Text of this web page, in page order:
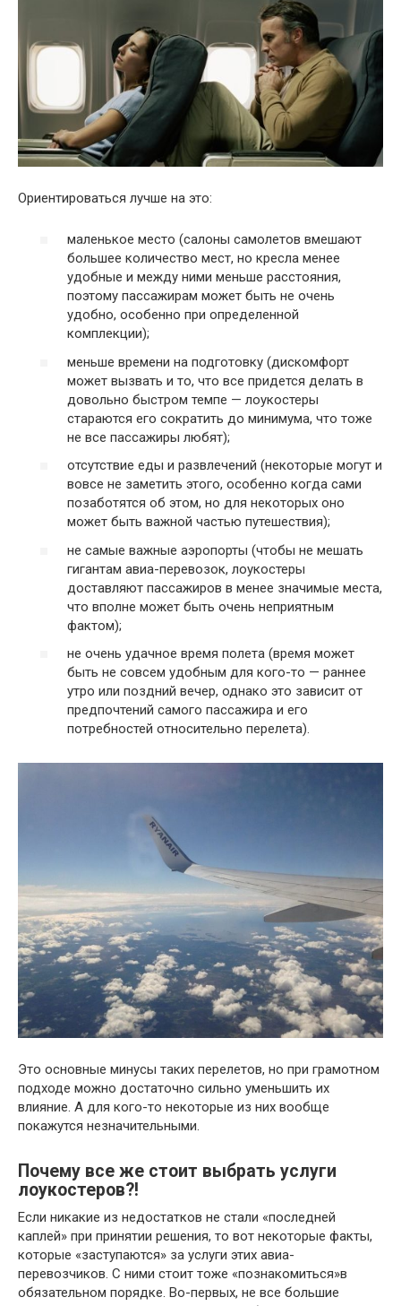
Ориентироваться лучше на это:
маленькое место (салоны самолетов вмешают
большее количество мест, но кресла менее
удобные и между ними меньше расстояния,
поэтому пассажирам может быть не очень
удобно, особенно при определенной
комплекции);
меньше времени на подготовку (дискомфорт
может вызвать и то, что все придется делать в
довольно быстром темпе — лоукостеры
стараются его сократить до минимума, что тоже
не все пассажиры любят);
отсутствие еды и развлечений (некоторые могут и
вовсе не заметить этого, особенно когда сами
позаботятся об этом, но для некоторых оно
может быть важной частью путешествия);
не самые важные аэропорты (чтобы не мешать
гигантам авиа-перевозок, лоукостеры
доставляют пассажиров в менее значимые места,
что вполне может быть очень неприятным
фактом);
не очень удачное время полета (время может
быть не совсем удобным для кого-то — раннее
утро или поздний вечер, однако это зависит от
предпочтений самого пассажира и его
потребностей относительно перелета).
Это основные минусы таких перелетов, но при грамотном
подходе можно достаточно сильно уменьшить их
влияние. А для кого-то некоторые из них вообще
покажутся незначительными.
Почему все же стоит выбрать услуги
лоукостеров?!
Если никакие из недостатков не стали «последней
каплей» при принятии решения, то вот некоторые факты,
которые «заступаются» за услуги этих авиа-
перевозчиков. С ними стоит тоже «познакомиться»в
обязательном порядке. Во-первых, не все большие